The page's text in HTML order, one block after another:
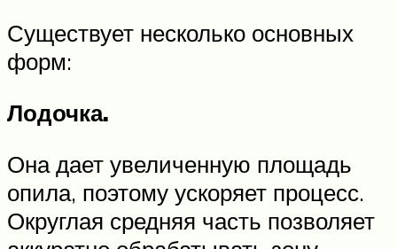
Существует несколько основных
форм:
Лодочка.
Она дает увеличенную площадь
опила, поэтому ускоряет процесс.
Округлая средняя часть позволяет